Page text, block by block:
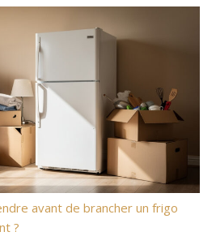
avant de brancher un frigo
?